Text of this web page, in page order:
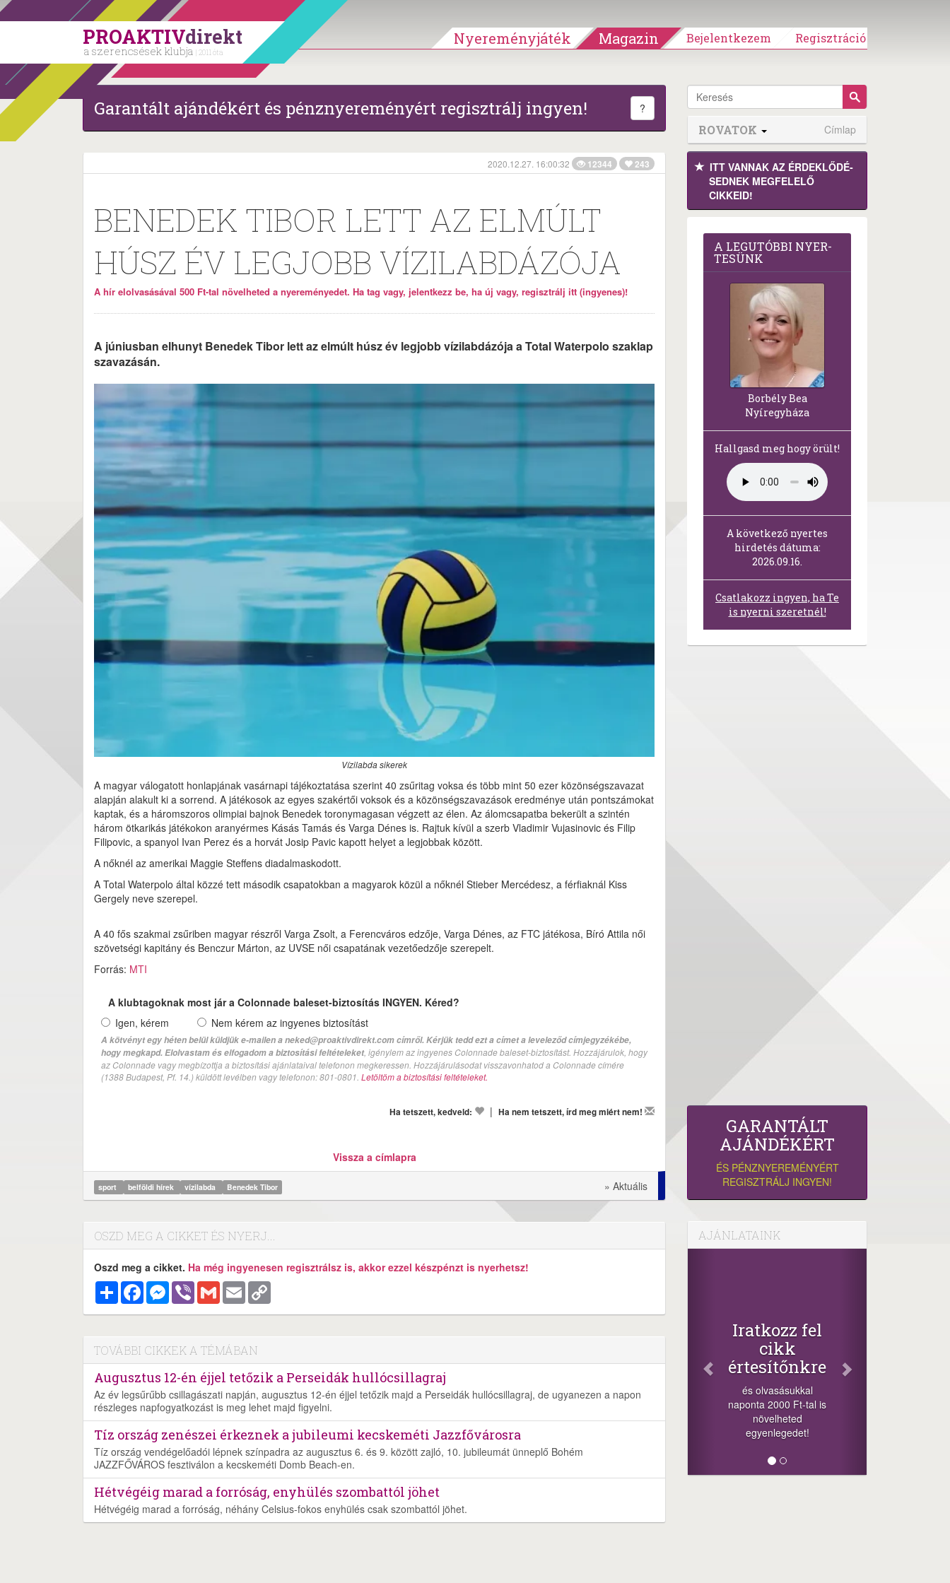
PROAKTIVdirekt
a szerencsések klubja | 2011 óta
Nyereményjáték Magazin Bejelentkezem Regisztráció
Garantált ajándékért és pénznyereményért regisztrálj ingyen! ?
2020.12.27. 16:00:32 12344 243
BENEDEK TIBOR LETT AZ ELMÚLT
HÚSZ ÉV LEGJOBB VÍZILABDÁZÓJA
A hír elolvasásával 500 Ft-tal növelheted a nyereményedet. Ha tag vagy, jelentkezz be, ha új vagy, regisztrálj itt (ingyenes)!
A júniusban elhunyt Benedek Tibor lett az elmúlt húsz év legjobb vízilabdázója a Total Waterpolo szaklap
szavazásán.
Vízilabda sikerek
A magyar válogatott honlapjának vasárnapi tájékoztatása szerint 40 zsűritag voksa és több mint 50 ezer közönségszavazat
alapján alakult ki a sorrend. A játékosok az egyes szakértői voksok és a közönségszavazások eredménye után pontszámokat
kaptak, és a háromszoros olimpiai bajnok Benedek toronymagasan végzett az élen. Az álomcsapatba bekerült a szintén
három ötkarikás játékokon aranyérmes Kásás Tamás és Varga Dénes is. Rajtuk kívül a szerb Vladimir Vujasinovic és Filip
Filipovic, a spanyol Ivan Perez és a horvát Josip Pavic kapott helyet a legjobbak között.
A nőknél az amerikai Maggie Steffens diadalmaskodott.
A Total Waterpolo által közzé tett második csapatokban a magyarok közül a nőknél Stieber Mercédesz, a férfiaknál Kiss
Gergely neve szerepel.
A 40 fős szakmai zsűriben magyar részről Varga Zsolt, a Ferencváros edzője, Varga Dénes, az FTC játékosa, Bíró Attila női
szövetségi kapitány és Benczur Márton, az UVSE női csapatának vezetőedzője szerepelt.
Forrás: MTI
A klubtagoknak most jár a Colonnade baleset-biztosítás INGYEN. Kéred?
Igen, kérem
Nem kérem az ingyenes biztosítást
A kötvényt egy héten belül küldjük e-mailen a neked@proaktivdirekt.com címről. Kérjük tedd ezt a címet a leveleződ címjegyzékébe,
hogy megkapd. Elolvastam és elfogadom a biztosítási feltételeket, igénylem az ingyenes Colonnade baleset-biztosítást. Hozzájárulok, hogy
az Colonnade vagy megbízottja a biztosítási ajánlataival telefonon megkeressen. Hozzájárulásodat visszavonhatod a Colonnade címére
(1388 Budapest, Pf. 14.) küldött levélben vagy telefonon: 801-0801. Letöltöm a biztosítási feltételeket.
Ha tetszett, kedveld: | Ha nem tetszett, írd meg miért nem!
Vissza a címlapra
sport belföldi hírek vízilabda Benedek Tibor » Aktuális
OSZD MEG A CIKKET ÉS NYERJ...
Oszd meg a cikket. Ha még ingyenesen regisztrálsz is, akkor ezzel készpénzt is nyerhetsz!
MegosztásFacebookMessenger
Viber Gmail Email
TOVÁBBI CIKKEK A TÉMÁBAN
Augusztus 12-én éjjel tetőzik a Perseidák hullócsillagraj
Az év legsűrűbb csillagászati napján, augusztus 12-én éjjel tetőzik majd a Perseidák hullócsillagraj, de ugyanezen a napon
részleges napfogyatkozást is meg lehet majd figyelni.
Tíz ország zenészei érkeznek a jubileumi kecskeméti Jazzfővárosra
Tíz ország vendégelőadói lépnek színpadra az augusztus 6. és 9. között zajló, 10. jubileumát ünneplő Bohém
JAZZFŐVÁROS fesztiválon a kecskeméti Domb Beach-en.
Hétvégéig marad a forróság, enyhülés szombattól jöhet
Hétvégéig marad a forróság, néhány Celsius-fokos enyhülés csak szombattól jöhet.
ROVATOK Címlap
ITT VANNAK AZ ÉRDEK­LŐDÉ­
SEDNEK MEGFE­LELŐ
CIKKEID!
A LEG­U­TÓB­BI NYER­
TE­SÜNK
Borbély Bea
Nyíregyháza
Hallgasd meg hogy örült!
A következő nyertes
hirdetés dátuma:
2026.09.16.
Csatlakozz ingyen, ha Te
is nyerni szeretnél!
GARANTÁLT
AJÁNDÉKÉRT
ÉS PÉNZNYEREMÉNYÉRT
REGISZTRÁLJ INGYEN!
AJÁNLATAINK
Iratkozz fel
cikk
értesítőnkre
és olvasásukkal
naponta 2000 Ft-tal is
növelheted
egyenlegedet!